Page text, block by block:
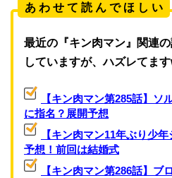
あ わ せ て 読 ん で ほ し い
最近の『キン肉マン』関連
していますが、ハズレてま
【キン肉マン第285話】ソ
に指名？展開予想
【キン肉マン11年ぶり少
予想！前回は結婚式
【キン肉マン第286話】ブ